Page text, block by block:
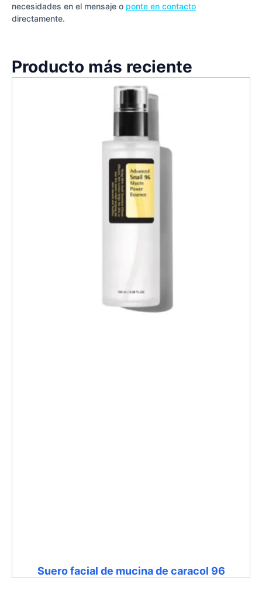
necesidades en el mensaje o ponte en contacto
directamente.
Producto más reciente
Suero facial de mucina de caracol 96